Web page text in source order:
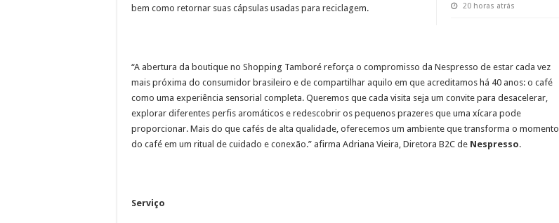
20 horas atrás
bem como retornar suas cápsulas usadas para reciclagem.
“A abertura da boutique no Shopping Tamboré reforça o compromisso da Nespresso de estar cada vez
mais próxima do consumidor brasileiro e de compartilhar aquilo em que acreditamos há 40 anos: o café
como uma experiência sensorial completa. Queremos que cada visita seja um convite para desacelerar,
explorar diferentes perfis aromáticos e redescobrir os pequenos prazeres que uma xícara pode
proporcionar. Mais do que cafés de alta qualidade, oferecemos um ambiente que transforma o momento
do café em um ritual de cuidado e conexão.” afirma Adriana Vieira, Diretora B2C de Nespresso.
Serviço